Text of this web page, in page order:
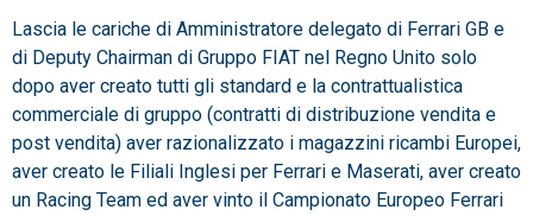
Lascia le cariche di Amministratore delegato di Ferrari GB e
di Deputy Chairman di Gruppo FIAT nel Regno Unito solo
dopo aver creato tutti gli standard e la contrattualistica
commerciale di gruppo (contratti di distribuzione vendita e
post vendita) aver razionalizzato i magazzini ricambi Europei,
aver creato le Filiali Inglesi per Ferrari e Maserati, aver creato
un Racing Team ed aver vinto il Campionato Europeo Ferrari